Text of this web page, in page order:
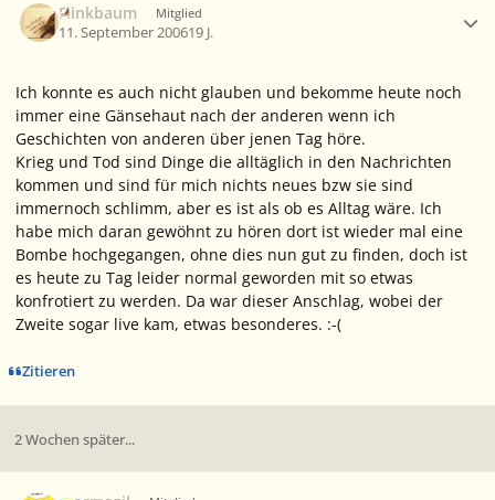
Flinkbaum Mitglied
11. September 200619 J.
Ich konnte es auch nicht glauben und bekomme heute noch
immer eine Gänsehaut nach der anderen wenn ich
Geschichten von anderen über jenen Tag höre.
Krieg und Tod sind Dinge die alltäglich in den Nachrichten
kommen und sind für mich nichts neues bzw sie sind
immernoch schlimm, aber es ist als ob es Alltag wäre. Ich
habe mich daran gewöhnt zu hören dort ist wieder mal eine
Bombe hochgegangen, ohne dies nun gut zu finden, doch ist
es heute zu Tag leider normal geworden mit so etwas
konfrotiert zu werden. Da war dieser Anschlag, wobei der
Zweite sogar live kam, etwas besonderes. :-(
Zitieren
2 Wochen später...